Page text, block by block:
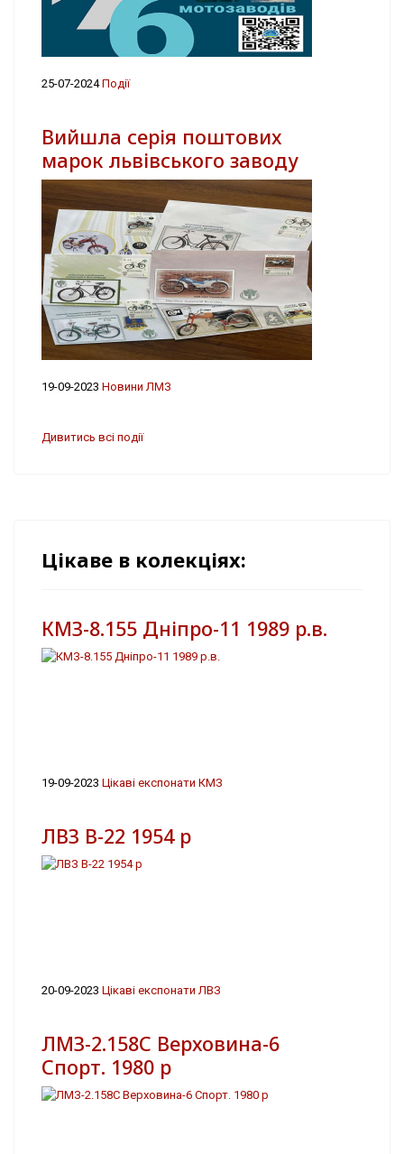
25-07-2024Події
Вийшла серія поштових
марок львівського заводу
19-09-2023 Новини ЛМЗ
Дивитись всі події
Цікаве в колекціях:
КМЗ-8.155 Дніпро-11 1989 р.в.
19-09-2023 Цікаві експонати КМЗ
ЛВЗ В-22 1954 р
20-09-2023 Цікаві експонати ЛВЗ
ЛМЗ-2.158С Верховина-6
Спорт. 1980 р